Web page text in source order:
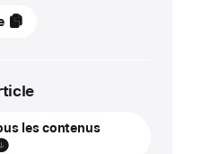
les contenus